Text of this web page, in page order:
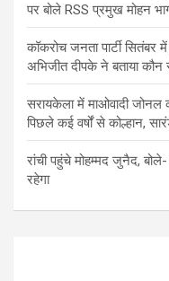
पर बोले RSS प्रमुख मोहन
कॉकरोच जनता पार्टी सितंबर
अभिजीत दीपके ने बताया कौन से
सरायकेला में माओवादी जोनल
पिछले कई वर्षों से कोल्हान,
रांची पहुंचे मोहम्मद जुनैद,
रहेगा